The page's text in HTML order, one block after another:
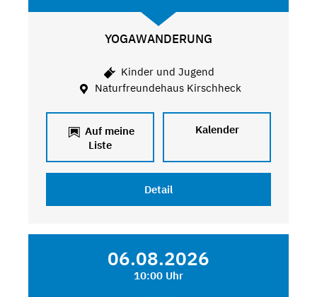
YOGAWANDERUNG
Kinder und Jugend
Naturfreundehaus Kirschheck
Auf meine
Liste
Kalender
Detail
06.08.2026
10:00 Uhr